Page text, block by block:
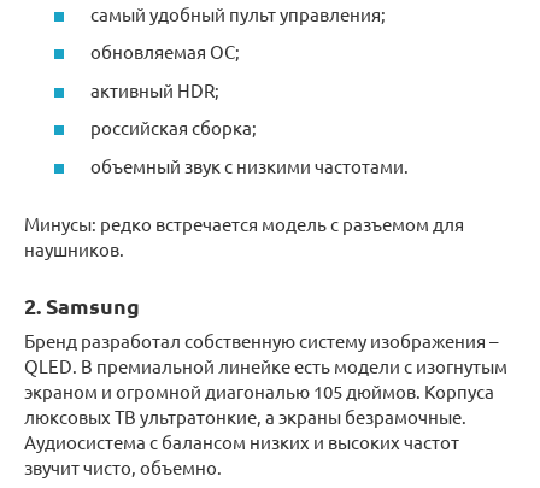
самый удобный пульт управления;
обновляемая ОС;
активный HDR;
российская сборка;
объемный звук с низкими частотами.
Минусы: редко встречается модель с разъемом для
наушников.
2. Samsung
Бренд разработал собственную систему изображения –
QLED. В премиальной линейке есть модели с изогнутым
экраном и огромной диагональю 105 дюймов. Корпуса
люксовых ТВ ультратонкие, а экраны безрамочные.
Аудиосистема с балансом низких и высоких частот
звучит чисто, объемно.